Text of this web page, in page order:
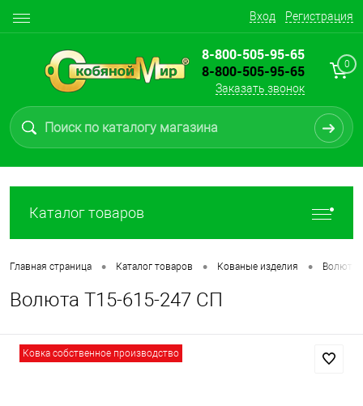
Вход Регистрация
8-800-505-95-65
8-800-505-95-65
Заказать звонок
0
Каталог товаров
Главная страница • Каталог товаров • Кованые изделия • Волюты,
Волюта Т15-615-247 СП
Ковка собственное производство